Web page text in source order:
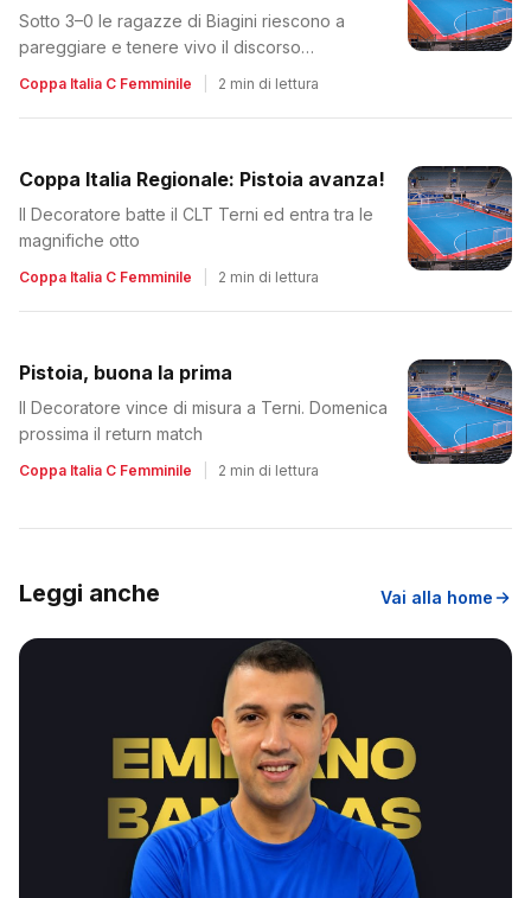
Sotto 3–0 le ragazze di Biagini riescono a
pareggiare e tenere vivo il discorso
Coppa Italia C Femminile 2 min di lettura
Coppa Italia Regionale: Pistoia avanza!
Il Decoratore batte il CLT Terni ed entra tra le
magnifiche otto
Coppa Italia C Femminile 2 min di lettura
Pistoia, buona la prima
Il Decoratore vince di misura a Terni. Domenica
prossima il return match
Coppa Italia C Femminile 2 min di lettura
Leggi anche Vai alla home